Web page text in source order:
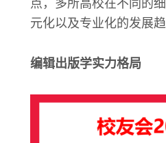
点，多所高校在不同的
元化以及专业化的发展趋
编辑出版学实力格局